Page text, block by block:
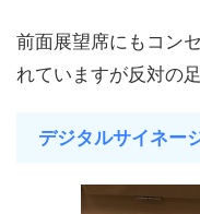
前面展望席にもコン
れていますが反対の
デジタルサイネー